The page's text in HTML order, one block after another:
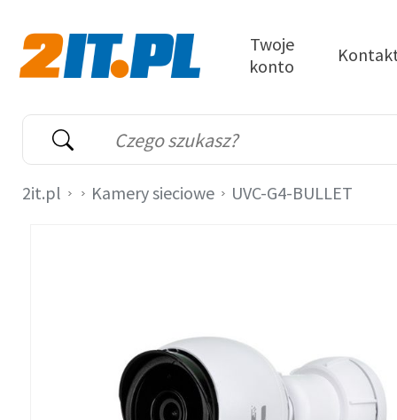
Wyszukiwarka
Słowo kluczowe
Twoje
konto
2it.pl Kamery sieciowe UVC-G4-BULLET